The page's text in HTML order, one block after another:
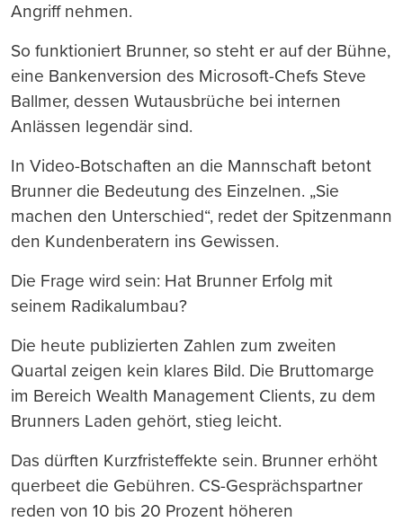
Angriff nehmen.
So funktioniert Brunner, so steht er auf der Bühne,
eine Bankenversion des Microsoft-Chefs Steve
Ballmer, dessen Wutausbrüche bei internen
Anlässen legendär sind.
In Video-Botschaften an die Mannschaft betont
Brunner die Bedeutung des Einzelnen. „Sie
machen den Unterschied“, redet der Spitzenmann
den Kundenberatern ins Gewissen.
Die Frage wird sein: Hat Brunner Erfolg mit
seinem Radikalumbau?
Die heute publizierten Zahlen zum zweiten
Quartal zeigen kein klares Bild. Die Bruttomarge
im Bereich Wealth Management Clients, zu dem
Brunners Laden gehört, stieg leicht.
Das dürften Kurzfristeffekte sein. Brunner erhöht
querbeet die Gebühren. CS-Gesprächspartner
reden von 10 bis 20 Prozent höheren